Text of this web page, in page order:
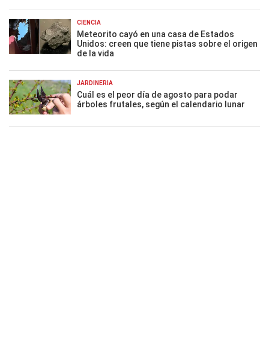
CIENCIA
Meteorito cayó en una casa de Estados
Unidos: creen que tiene pistas sobre el origen
de la vida
JARDINERÍA
Cuál es el peor día de agosto para podar
árboles frutales, según el calendario lunar